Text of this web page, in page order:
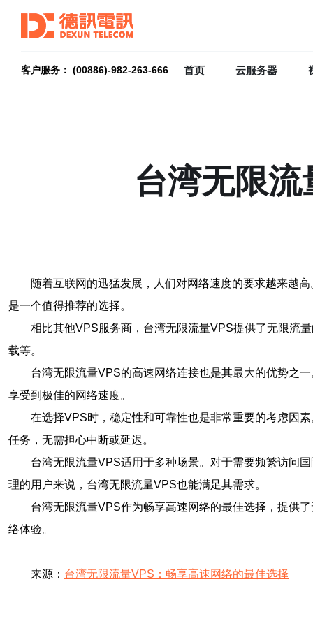
客户服务： (00886)-982-263-666 首页 云服务器
台湾无限
随着互联网的迅猛发展，人们对网络速度的要求越来越
是一个值得推荐的选择。
相比其他VPS服务商，台湾无限流量VPS提供了无限流
载等。
台湾无限流量VPS的高速网络连接也是其最大的优势之
享受到极佳的网络速度。
在选择VPS时，稳定性和可靠性也是非常重要的考虑因
任务，无需担心中断或延迟。
台湾无限流量VPS适用于多种场景。对于需要频繁访问
理的用户来说，台湾无限流量VPS也能满足其需求。
台湾无限流量VPS作为畅享高速网络的最佳选择，提供
络体验。
来源： 台湾无限流量VPS：畅享高速网络的最佳选择